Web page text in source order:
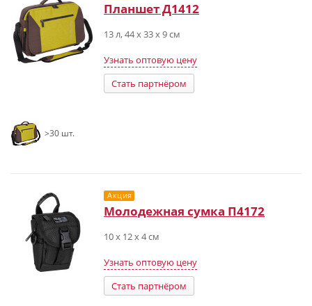
Планшет Д1412
13 л, 44 х 33 х 9 см
Узнать оптовую цену
Стать партнёром
>30 шт.
Акция
Молодежная сумка П4172
10 х 12 х 4 см
Узнать оптовую цену
Стать партнёром